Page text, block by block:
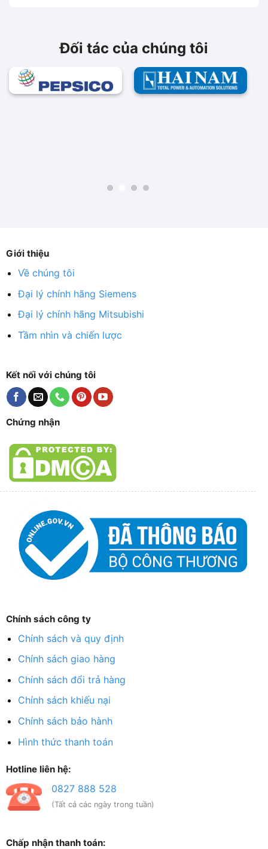
Đối tác của chúng tôi
Giới thiệu
Về chúng tôi
Đại lý chính hãng Siemens
Đại lý chính hãng Mitsubishi
Tầm nhìn và chiến lược
Kết nối với chúng tôi
Chứng nhận
Chính sách công ty
Chính sách và quy định
Chính sách giao hàng
Chính sách đổi trả hàng
Chính sách khiếu nại
Chính sách bảo hành
Hình thức thanh toán
Hotline liên hệ:
0827 888 528
(Tất cả các ngày trong tuần)
Chấp nhận thanh toán: